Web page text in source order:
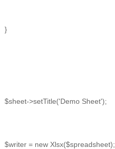
}
$sheet->setTitle('Demo Sheet');
$writer = new Xlsx($spreadsheet);